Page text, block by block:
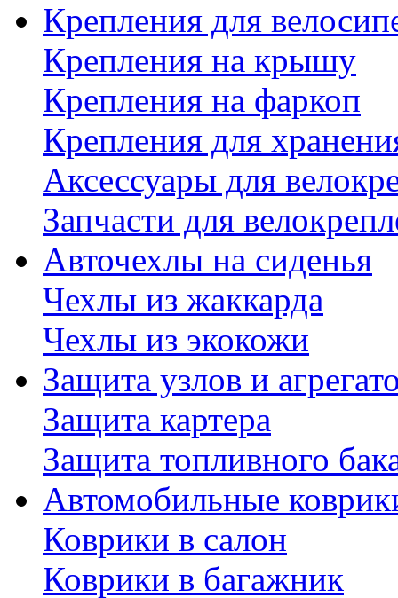
Крепления для
Крепления на крышу
Крепления на фаркоп
Крепления для
Аксессуары для
Запчасти для
Авточехлы на сиденья
Чехлы из жаккарда
Чехлы из экокожи
Защита узлов и
Защита картера
Защита топливного
Автомобильные
Коврики в салон
Коврики в багажник